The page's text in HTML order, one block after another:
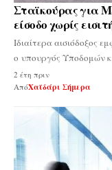
Σταϊκούρας για
είσοδο χωρίς
Ιδιαίτερα αισιόδοξος
ο υπουργός Υποδομών
2 έτη πριν
ΑπόΧαϊδάρι Σήμερα